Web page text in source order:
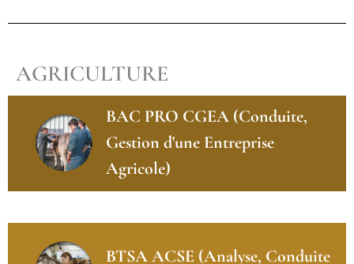
AGRICULTURE
BAC PRO CGEA (Conduite,
Gestion d'une Entreprise
Agricole)
BTSA ACSE (Analyse, Conduite